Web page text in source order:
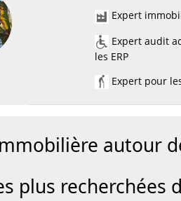
Expert
Expert audit
les ERP
Expert pour
autour
plus recherchées